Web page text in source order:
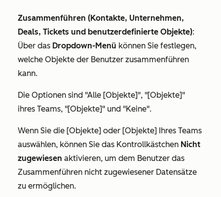
Zusammenführen (Kontakte, Unternehmen,
Deals, Tickets und benutzerdefinierte Objekte):
Über das Dropdown-Menü können Sie festlegen,
welche Objekte der Benutzer zusammenführen
kann.
Die Optionen sind "Alle [Objekte]", "[Objekte]"
ihres Teams, "[Objekte]" und "Keine".
Wenn Sie die [Objekte] oder [Objekte]
Ihres Teams
auswählen, können Sie das Kontrollkästchen Nicht
zugewiesen aktivieren, um dem Benutzer das
Zusammenführen nicht zugewiesener Datensätze
zu ermöglichen.